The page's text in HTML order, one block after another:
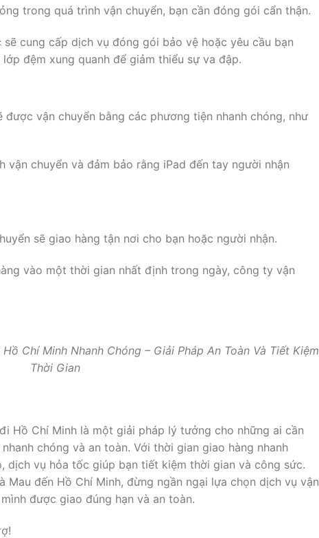
trong quá trình vận chuyển, bạn cần đóng gói cẩn thận.
cung cấp dịch vụ đóng gói bảo vệ hoặc yêu cầu bạn
đệm xung quanh để giảm thiểu sự va đập.
vận chuyển bằng các phương tiện nhanh chóng, như
chuyển và đảm bảo rằng iPad đến tay người nhận
sẽ giao hàng tận nơi cho bạn hoặc người nhận.
vào một thời gian nhất định trong ngày, công ty vận
Chí Minh Nhanh Chóng – Giải Pháp An Toàn Và Tiết Kiệm
Thời Gian
Hồ Chí Minh là một giải pháp lý tưởng cho những ai cần
chóng và an toàn. Với thời gian giao hàng nhanh
dịch vụ hỏa tốc giúp bạn tiết kiệm thời gian và công sức.
Mau đến Hồ Chí Minh, đừng ngần ngại lựa chọn dịch vụ vận
được giao đúng hạn và an toàn.